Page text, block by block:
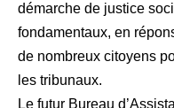
démarche de justice
fondamentaux, en
de nombreux citoyens
les tribunaux.
Le futur Bureau